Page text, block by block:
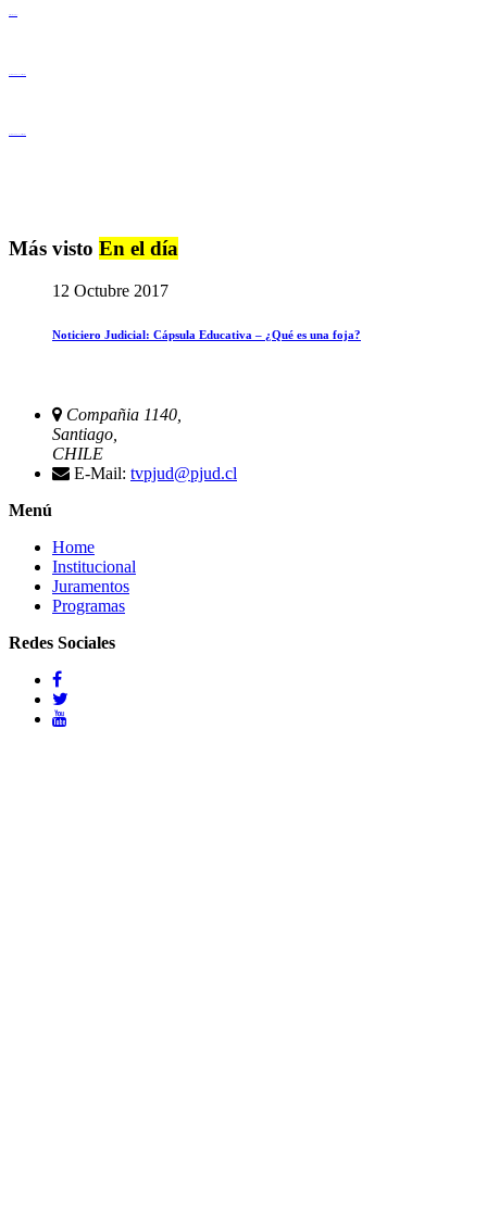
Más visto En el día
12 Octubre 2017
Noticiero Judicial: Cápsula Educativa – ¿Qué es una foja?
Compañia 1140,
Santiago,
CHILE
E-Mail: tvpjud@pjud.cl
Menú
Home
Institucional
Juramentos
Programas
Redes Sociales